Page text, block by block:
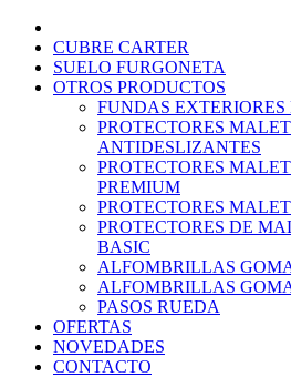
CUBRE CARTER
SUELO FURGONETA
OTROS PRODUCTOS
FUNDAS EXTERIORES
PROTECTORES
ANTIDESLIZANTES
PROTECTORES
PREMIUM
PROTECTORES
PROTECTORES DE
BASIC
ALFOMBRILLAS
ALFOMBRILLAS
PASOS RUEDA
OFERTAS
NOVEDADES
CONTACTO